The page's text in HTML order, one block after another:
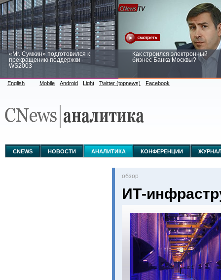
«Mr. Сумкин» подготовился к
прекращению поддержки
WS2003
Как строился электронный
бизнес Банка Москвы?
аналитике
English Mobile Android Light Twitter (topnews) Facebook
CNEWS НОВОСТИ АНАЛИТИКА КОНФЕРЕНЦИИ
oбзор
ИТ-